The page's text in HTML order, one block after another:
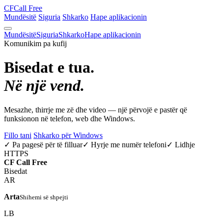
CFCall Free
Mundësitë Siguria Shkarko Hape aplikacionin
MundësitëSiguriaShkarkoHape aplikacionin
Komunikim pa kufij
Bisedat e tua.
Në një vend.
Mesazhe, thirrje me zë dhe video — një përvojë e pastër që
funksionon në telefon, web dhe Windows.
Fillo tani Shkarko për Windows
✓ Pa pagesë për të filluar✓ Hyrje me numër telefoni✓ Lidhje
HTTPS
CF Call Free
Bisedat
AR
ArtaShihemi së shpejti
LB